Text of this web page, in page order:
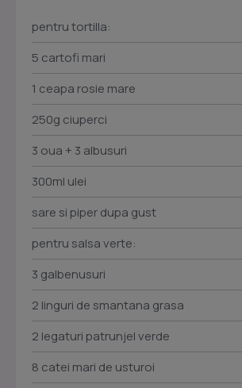
pentru tortilla:
5 cartofi mari
1 ceapa rosie mare
250g ciuperci
3 oua + 3 albusuri
300ml ulei
sare si piper dupa gust
pentru salsa verte:
3 galbenusuri
2 linguri de smantana grasa
2 legaturi patrunjel verde
8 catei mari de usturoi